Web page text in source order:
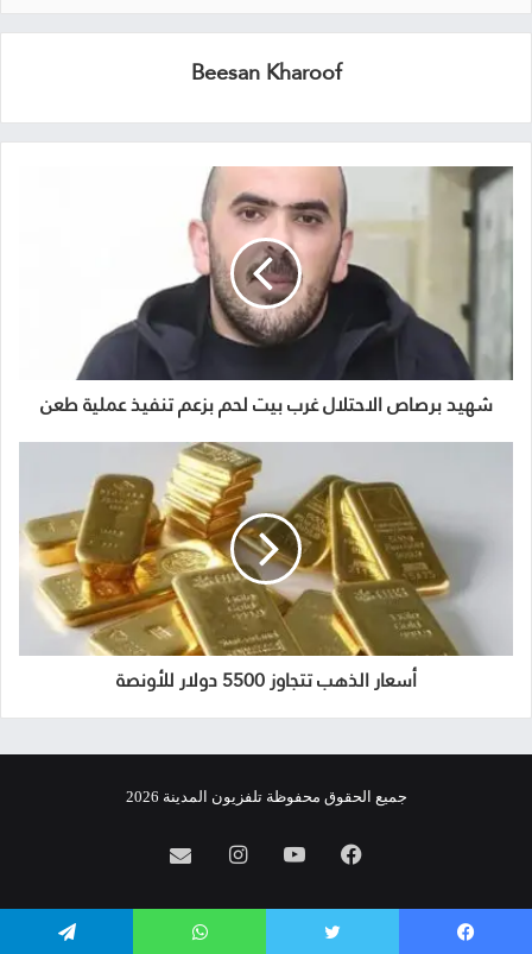
Beesan Kharoof
شهيد برصاص الاحتلال غرب بيت لحم بزعم تنفيذ عملية طعن
أسعار الذهب تتجاوز 5500 دولار للأونصة
جميع الحقوق محفوظة تلفزيون المدينة 2026
فيسبوكيوتيوبانستقرامinfo@almadina.tv